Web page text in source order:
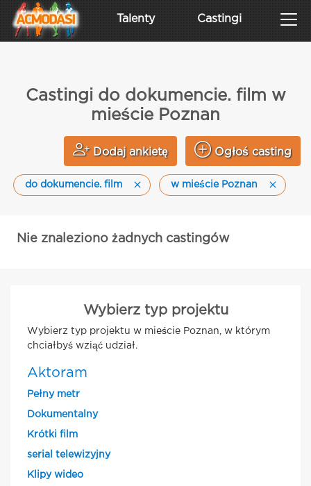
Talenty Castingi
Castingi do dokumencie. film w
mieście Poznan
Dodaj ankietę Ogłoś casting
do dokumencie. film w mieście Poznan
Nie znaleziono żadnych castingów
Wybierz typ projektu
Wybierz typ projektu w mieście Poznan, w którym
chciałbyś wziąć udział.
Aktoram
Pełny metr
Dokumentalny
Krótki film
serial telewizyjny
Klipy wideo